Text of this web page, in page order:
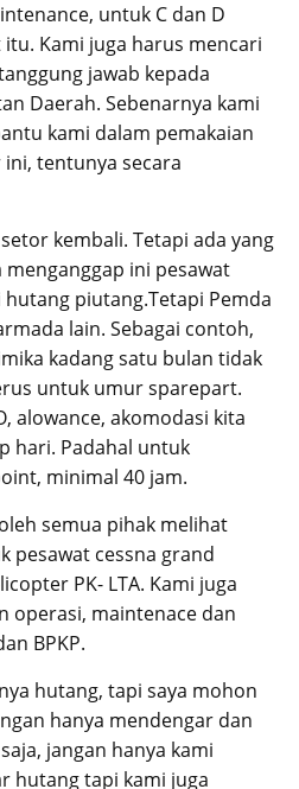
untuk C dan D
Kami juga harus mencari
jawab kepada
Daerah. Sebenarnya kami
kami dalam pemakaian
tentunya secara
kembali. Tetapi ada yang
ini pesawat
hutang piutang.Tetapi Pemda
lain. Sebagai contoh,
kadang satu bulan tidak
untuk umur sparepart.
alowance, akomodasi kita
hari. Padahal untuk
minimal 40 jam.
semua pihak melihat
pesawat cessna grand
PK- LTA. Kami juga
operasi, maintenace dan
BPKP.
hutang, tapi saya mohon
hanya mendengar dan
jangan hanya kami
hutang tapi kami juga